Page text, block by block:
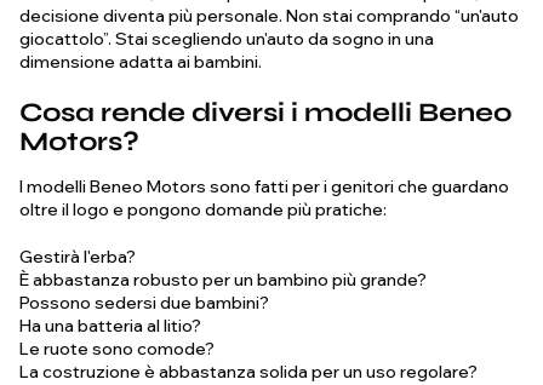
decisione diventa più personale. Non stai comprando “un'auto
giocattolo”. Stai scegliendo un'auto da sogno in una
dimensione adatta ai bambini.
Cosa rende diversi i modelli Beneo
Motors?
I modelli Beneo Motors sono fatti per i genitori che guardano
oltre il logo e pongono domande più pratiche:
Gestirà l'erba?
È abbastanza robusto per un bambino più grande?
Possono sedersi due bambini?
Ha una batteria al litio?
Le ruote sono comode?
La costruzione è abbastanza solida per un uso regolare?